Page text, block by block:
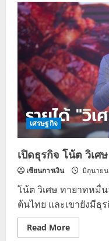
โน้ต
วิเศษ
รัง
ษี
สิงห์
พิพัฒน์
เจ้าของ
ธุรกิจ
ชื่อ
ดัง
ทายาท
หมื่น
ล้าน
เศรษฐกิจ
เปิดธุรกิจ โน้ต วิเ
เซียนการเงิน มิถุนายน
โน้ต วิเศษ ทายาทหมื่
ต้นไทย และเขายังมีธุ
Read MoreRead
more